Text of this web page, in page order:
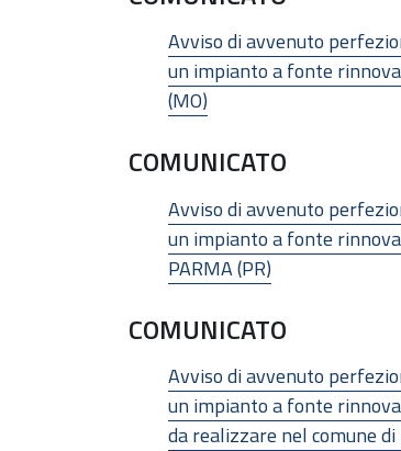
Avviso di avvenuto
un impianto a fonte
(MO)
COMUNICATO
Avviso di avvenuto
un impianto a fonte
PARMA (PR)
COMUNICATO
Avviso di avvenuto
un impianto a fonte
da realizzare nel comune di